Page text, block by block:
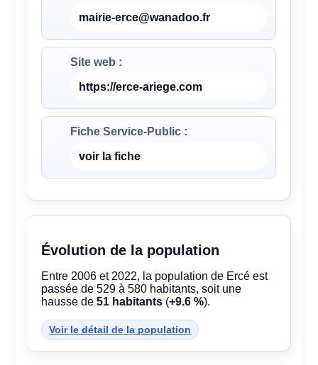
mairie-erce@wanadoo.fr
Site web :
https://erce-ariege.com
Fiche Service-Public :
voir la fiche
Évolution de la population
Entre 2006 et 2022, la population de Ercé est
passée de 529 à 580 habitants, soit une
hausse de51 habitants (+9.6 %).
Voir le détail de la population